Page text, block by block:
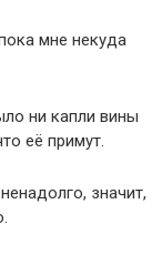
мне некуда
ни капли вины
её примут.
значит,